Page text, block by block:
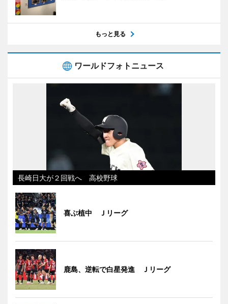
もっと見る
ワールドフォトニュース
長崎日大が２回戦へ 高校野球
喜ぶ植中 Ｊリーグ
鹿島、逆転で白星発進 Ｊリーグ